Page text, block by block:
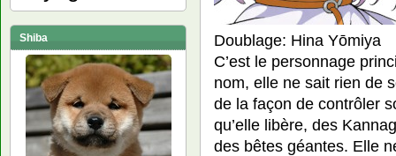
Doublage: Hina Yōmiya
C’est le personnage
nom, elle ne sait rien de
de la façon de contrôler
qu’elle libère, des
des bêtes géantes. Elle
Shiba